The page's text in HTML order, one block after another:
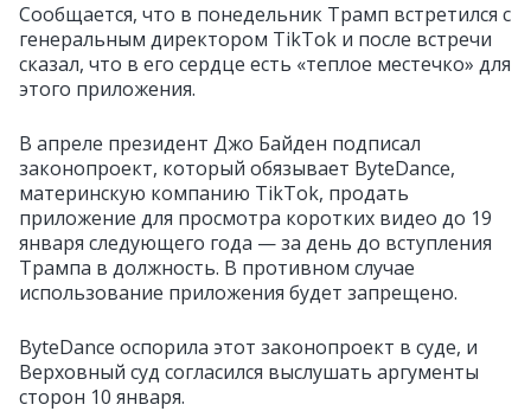
Сообщается, что в понедельник Трамп встретился с
генеральным директором TikTok и после встречи
сказал, что в его сердце есть «теплое местечко» для
этого приложения.
В апреле президент Джо Байден подписал
законопроект, который обязывает ByteDance,
материнскую компанию TikTok, продать
приложение для просмотра коротких видео до 19
января следующего года — за день до вступления
Трампа в должность. В противном случае
использование приложения будет запрещено.
ByteDance оспорила этот законопроект в суде, и
Верховный суд согласился выслушать аргументы
сторон 10 января.